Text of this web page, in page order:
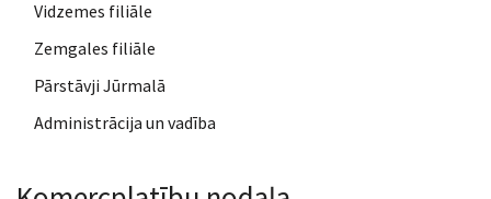
Uzņēmums
Kontakti
Vidzemes filiāle
Zemgales filiāle
Pārstāvji Jūrmalā
Administrācija un vadība